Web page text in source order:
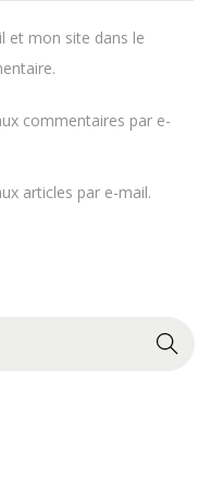
et mon site dans le
commentaires par e-
articles par e-mail.